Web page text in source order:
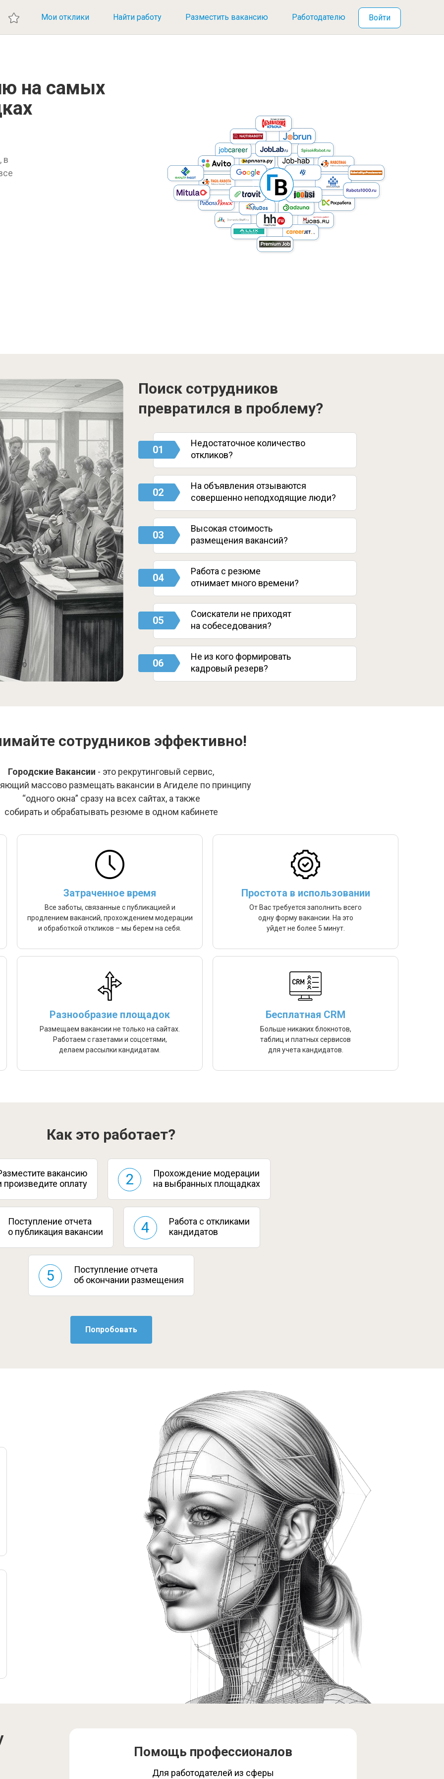
ВАКАНСИИ
Мои отклики Найти работу Разместить вакансию Работодателю Войти
на самых
в
Поиск сотрудников
превратился в проблему?
01
Недостаточное количество
откликов?
02
На объявления отзываются
совершенно неподходящие люди?
03
Высокая стоимость
размещения вакансий?
04
Работа с резюме
отнимает много времени?
05
Соискатели не приходят
на собеседования?
06
Не из кого формировать
кадровый резерв?
сотрудников эффективно!
Городские Вакансии - это рекрутинговый сервис,
массово размещать вакансии в Агиделе по принципу
“одного окна” сразу на всех сайтах, а также
собирать и обрабатывать резюме в одном кабинете
Затраченное время
Все заботы, связанные с публикацией и
продлением вакансий, прохождением модерации
и обработкой откликов – мы берем на себя.
Простота в использовании
От Вас требуется заполнить всего
одну форму вакансии. На это
уйдет не более 5 минут.
Разнообразие площадок
Размещаем вакансии не только на сайтах.
Работаем с газетами и соцсетями,
делаем рассылки кандидатам.
Бесплатная CRM
Больше никаких блокнотов,
таблиц и платных сервисов
для учета кандидатов.
Как это работает?
вакансию
произведите оплату
2
Прохождение модерации
на выбранных площадках
Поступление отчета
о публикация вакансии
4
Работа с откликами
кандидатов
5
Поступление отчета
об окончании размещения
Помощь профессионалов
Для работодателей из сферы